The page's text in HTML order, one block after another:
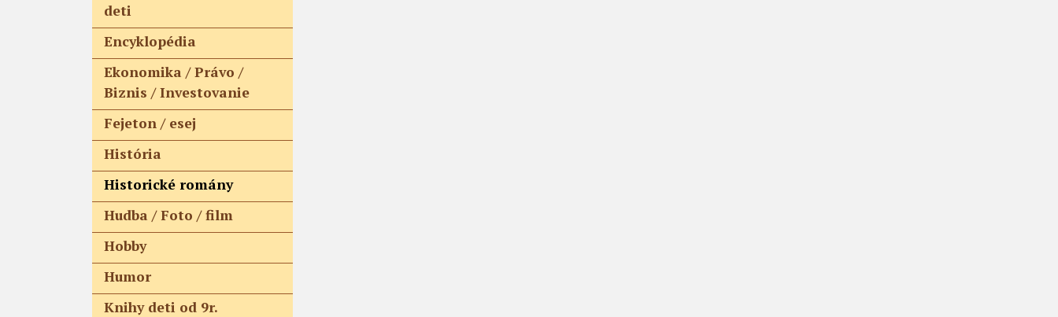
deti
Encyklopédia
Ekonomika / Právo /
Biznis / Investovanie
Fejeton / esej
História
Historické romány
Hudba / Foto / film
Hobby
Humor
Knihy deti od 9r.